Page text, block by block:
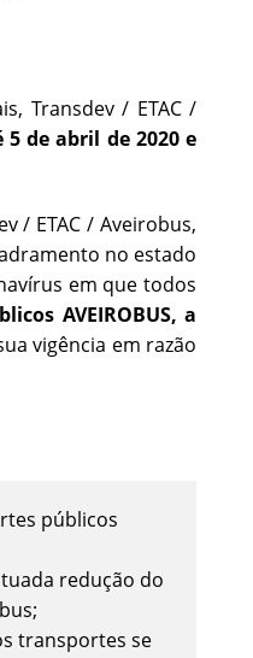
Transdev / ETAC /
de abril de 2020 e
/ ETAC / Aveirobus,
no estado
em que todos
AVEIROBUS, a
vigência em razão
públicos
redução do
transportes se